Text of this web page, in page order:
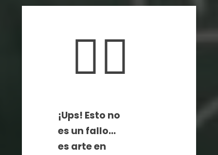
🤦‍♀️
¡Ups! Esto no
es un fallo…
es arte en